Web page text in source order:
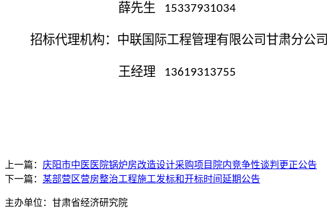
薛先生 15337931034
招标代理机构： 中联国际工程管理有限公司甘肃分公司
王经理 13619313755
上一篇： 庆阳市中医医院锅炉房改造设计采购项目院内竞争性谈判更正公告
下一篇： 某部营区营房整治工程施工发标和开标时间延期公告
主办单位：甘肃省经济研究院